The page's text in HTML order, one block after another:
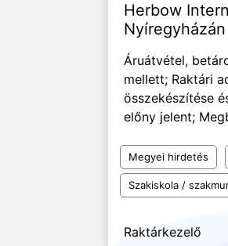
Herbow
Nyíregyházán
Áruátvétel,
mellett; Raktári
összekészítése
előny jelent;
Megyei hirdetés
Szakiskola /
Raktárkezelő